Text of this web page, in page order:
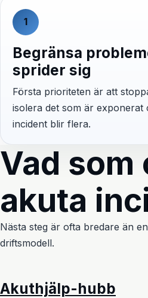
1
Begränsa
sprider sig
Första prioriteten är att
isolera det som är exponerat
incident blir flera.
Vad
akuta
Nästa steg är ofta bredare än
driftsmodell.
Akuthjälp-hubb